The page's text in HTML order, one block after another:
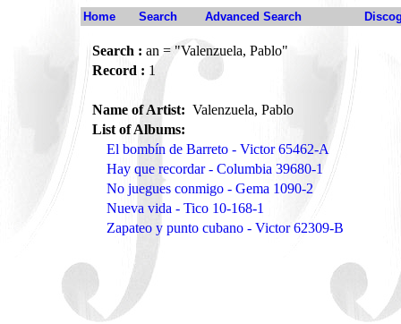
Home Search Advanced Search
Search : an = "Valenzuela, Pablo"
Record : 1
Name of Artist: Valenzuela, Pablo
List of Albums:
El bombín de Barreto - Victor 65462-A
Hay que recordar - Columbia 39680-1
No juegues conmigo - Gema 1090-2
Nueva vida - Tico 10-168-1
Zapateo y punto cubano - Victor 62309-B